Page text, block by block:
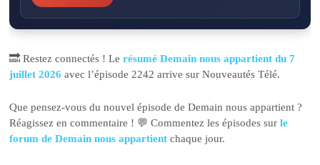
🔜 Restez connectés ! Lerésumé Demain nous appartient du 7
juillet 2026 avec l’épisode 2242 arrive sur Nouveautés Télé.
Que pensez-vous du nouvel épisode de Demain nous appartient ?
Réagissez en commentaire ! 💬 Commentez les épisodes surle
forum de Demain nous appartient chaque jour.